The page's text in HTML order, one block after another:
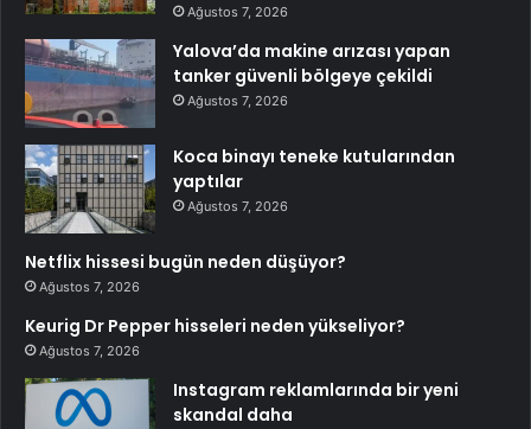
Ağustos 7, 2026
Yalova’da makine arızası yapan
tanker güvenli bölgeye çekildi
Ağustos 7, 2026
Koca binayı teneke kutularından
yaptılar
Ağustos 7, 2026
Netflix hissesi bugün neden düşüyor?
Ağustos 7, 2026
Keurig Dr Pepper hisseleri neden yükseliyor?
Ağustos 7, 2026
Instagram reklamlarında bir yeni
skandal daha